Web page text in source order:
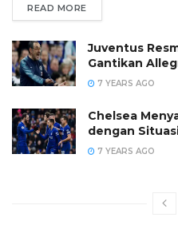
READ MORE
Juventus
Gantikan
7 YEARS AGO
Chelsea
dengan
7 YEARS AGO